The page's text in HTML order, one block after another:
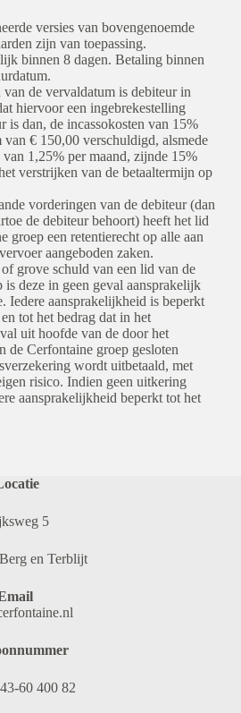
versies van bovengenoemde
zijn van toepassing.
binnen 8 dagen. Betaling binnen
de vervaldatum is debiteur in
hiervoor een ingebrekestelling
is dan, de incassokosten van 15%
van € 150,00 verschuldigd, alsmede
van 1,25% per maand, zijnde 15%
verstrijken van de betaaltermijn op
vorderingen van de debiteur (dan
de debiteur behoort) heeft het lid
groep een retentierecht op alle aan
aangeboden zaken.
grove schuld van een lid van de
is deze in geen geval aansprakelijk
Iedere aansprakelijkheid is beperkt
tot het bedrag dat in het
uit hoofde van de door het
de Cerfontaine groep gesloten
wordt uitbetaald, met
risico. Indien geen uitkering
aansprakelijkheid beperkt tot het
5
en Terblijt
60 400 82